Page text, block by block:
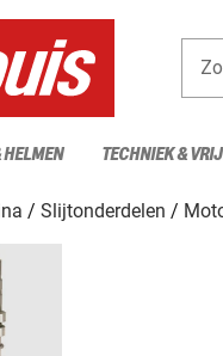
TECHNIEK &
Slijtonderdelen